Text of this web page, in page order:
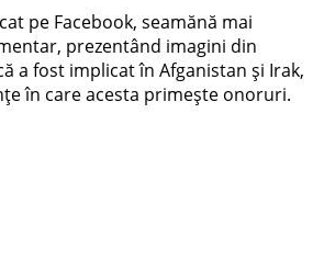
pe Facebook, seamănă mai
prezentând imagini din
a fost implicat în Afganistan și Irak,
în care acesta primește onoruri.